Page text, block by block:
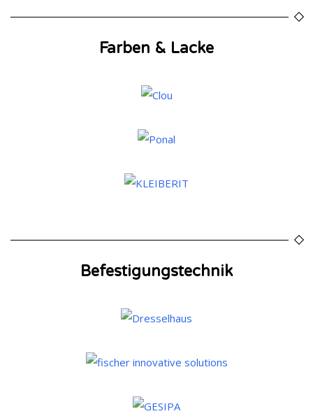
Farben & Lacke
Befestigungstechnik